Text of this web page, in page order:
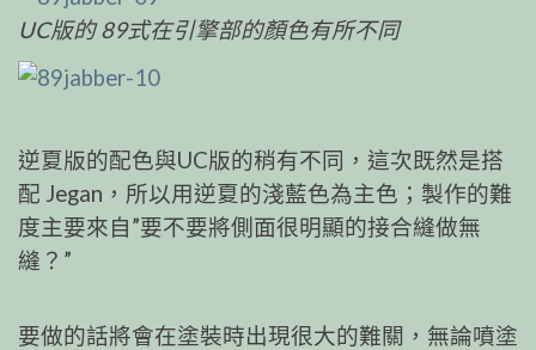
UC版的 89式在引擎部的顏色有所不同
逆夏版的配色與UC版的稍有不同，這次既然是搭
配 Jegan，所以用逆夏的淺藍色為主色；製作的難
度主要來自”要不要將側面很明顯的接合縫做無
縫？”
要做的話將會在塗裝時出現很大的難關，無論噴塗